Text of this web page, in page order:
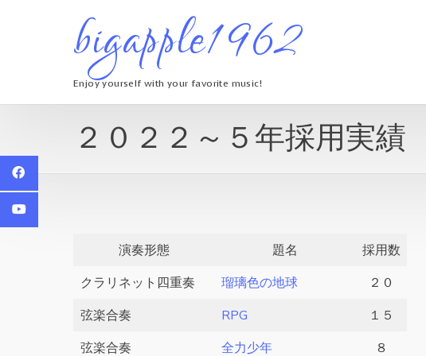
bigapple1962
Enjoy yourself with your favorite music!
２０２２～５年採用実績
演奏形態 題名
採用数
クラリネット四重奏
瑠璃色の地球
２０
弦楽合奏
RPG
１５
弦楽合奏
全力少年
８